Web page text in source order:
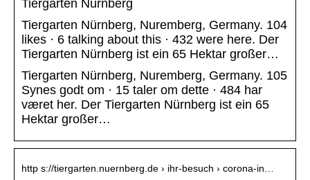
Tiergarten Nürnberg
Tiergarten Nürnberg, Nuremberg, Germany. 104
likes · 6 talking about this · 432 were here. Der
Tiergarten Nürnberg ist ein 65 Hektar großer…
Tiergarten Nürnberg, Nuremberg, Germany. 105
Synes godt om · 15 taler om dette · 484 har
været her. Der Tiergarten Nürnberg ist ein 65
Hektar großer…
http s://tiergarten.nuernberg.de › ihr-besuch › corona-in…